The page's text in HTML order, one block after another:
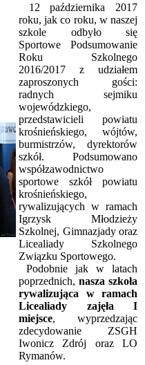
12 października 2017
roku, jak co roku, w naszej
szkole odbyło się
Sportowe Podsumowanie
Roku Szkolnego
2016/2017 z udziałem
zaproszonych gości:
radnych sejmiku
wojewódzkiego,
przedstawicieli powiatu
krośnieńskiego, wójtów,
burmistrzów, dyrektorów
szkół. Podsumowano
współzawodnictwo
sportowe szkół powiatu
krośnieńskiego,
rywalizujących w ramach
Igrzysk Młodzieży
Szkolnej, Gimnazjady oraz
Licealiady Szkolnego
Związku Sportowego.
Podobnie jak w latach
poprzednich, nasza szkoła
rywalizująca w ramach
Licealiady zajęła I
miejsce, wyprzedzając
zdecydowanie ZSGH
Iwonicz Zdrój oraz LO
Rymanów.